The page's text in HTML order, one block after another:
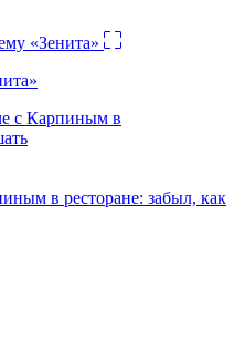
в ресторане: забыл, как